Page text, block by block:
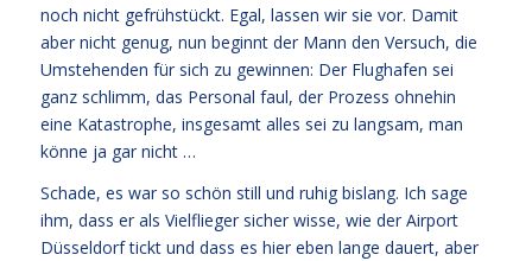
noch nicht gefrühstückt. Egal, lassen wir sie vor. Damit
aber nicht genug, nun beginnt der Mann den Versuch, die
Umstehenden für sich zu gewinnen: Der Flughafen sei
ganz schlimm, das Personal faul, der Prozess ohnehin
eine Katastrophe, insgesamt alles sei zu langsam, man
könne ja gar nicht …
Schade, es war so schön still und ruhig bislang. Ich sage
ihm, dass er als Vielflieger sicher wisse, wie der Airport
Düsseldorf tickt und dass es hier eben lange dauert, aber